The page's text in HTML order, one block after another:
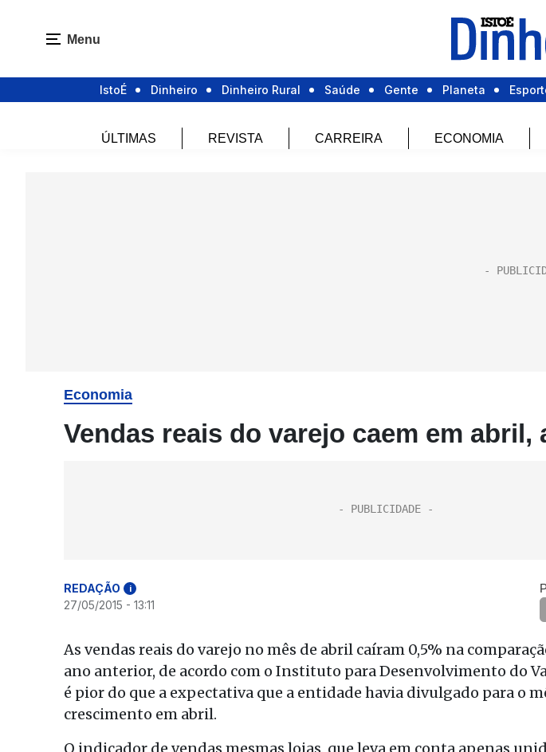
Menu
IstoÉ Dinheiro Dinheiro Rural Saúde Gente Planeta
ÚLTIMAS REVISTA CARREIRA ECONOMIA
Economia
Vendas reais do varejo caem em abril,
REDAÇÃO i
27/05/2015 - 13:11
As vendas reais do varejo no mês de abril caíram 0,5% na
ano anterior, de acordo com o Instituto para Desenvolvimento do
é pior do que a expectativa que a entidade havia divulgado para o
crescimento em abril.